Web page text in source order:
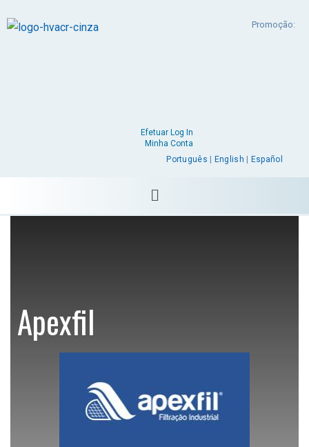
Promoção:
Efetuar Log In
Minha Conta
Português
English Español
Apexfil